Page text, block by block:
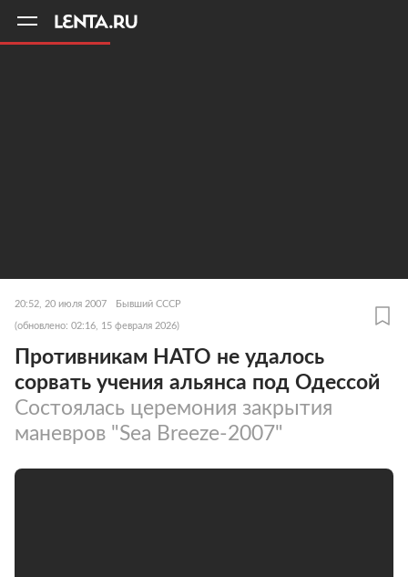
20:52, 20 июля 2007 Бывший СССР
(обновлено: 02:16, 15 февраля 2026)
Противникам НАТО не удалось
сорвать учения альянса под Одессой
Состоялась церемония закрытия
маневров "Sea Breeze-2007"